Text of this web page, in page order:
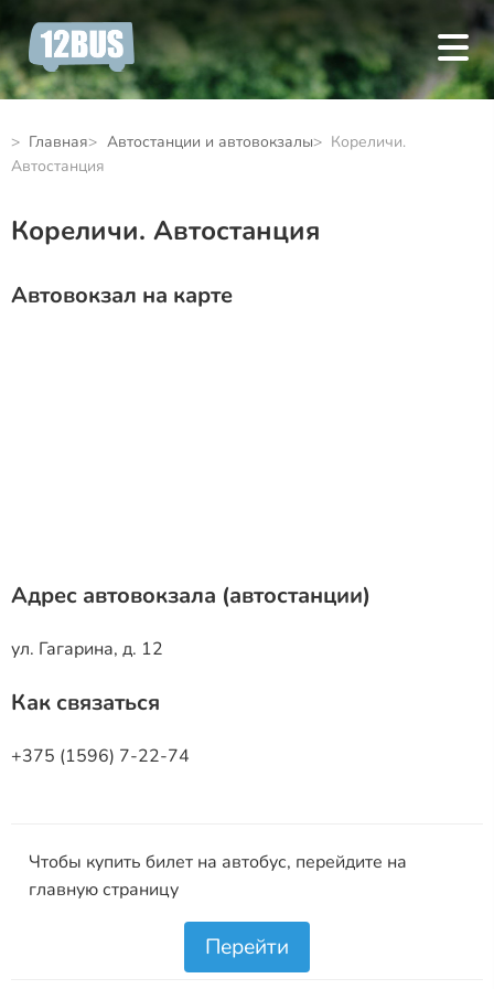
Главная Автостанции и автовокзалы
Кореличи.
Автостанция
Кореличи. Автостанция
Автовокзал на карте
Адрес автовокзала (автостанции)
ул. Гагарина, д. 12
Как связаться
+375 (1596) 7-22-74
Чтобы купить билет на автобус, перейдите на
главную страницу
Перейти